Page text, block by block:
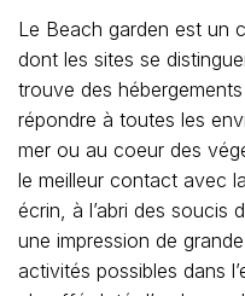
Le Beach garden est un
dont les sites se
trouve des
répondre à toutes les
mer ou au coeur des
le meilleur contact avec
écrin, à l’abri des soucis
une impression de
activités possibles dans